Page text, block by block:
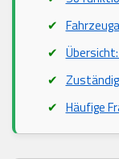
Häufige